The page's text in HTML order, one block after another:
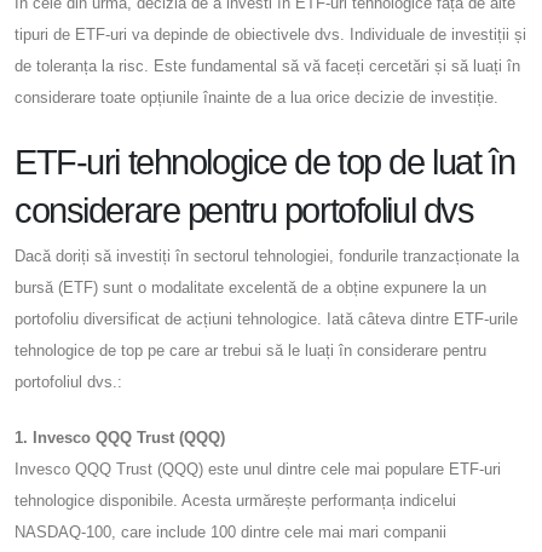
tipuri de ETF-uri va depinde de obiectivele dvs. Individuale de investiții și
de toleranța la risc. Este fundamental să vă faceți cercetări și să luați în
considerare toate opțiunile înainte de a lua orice decizie de investiție.
ETF-uri tehnologice de top de luat în
considerare pentru portofoliul dvs
Dacă doriți să investiți în sectorul tehnologiei, fondurile tranzacționate la
bursă (ETF) sunt o modalitate excelentă de a obține expunere la un
portofoliu diversificat de acțiuni tehnologice. Iată câteva dintre ETF-urile
tehnologice de top pe care ar trebui să le luați în considerare pentru
portofoliul dvs.:
1. Invesco QQQ Trust (QQQ)
Invesco QQQ Trust (QQQ) este unul dintre cele mai populare ETF-uri
tehnologice disponibile. Acesta urmărește performanța indicelui
NASDAQ-100, care include 100 dintre cele mai mari companii